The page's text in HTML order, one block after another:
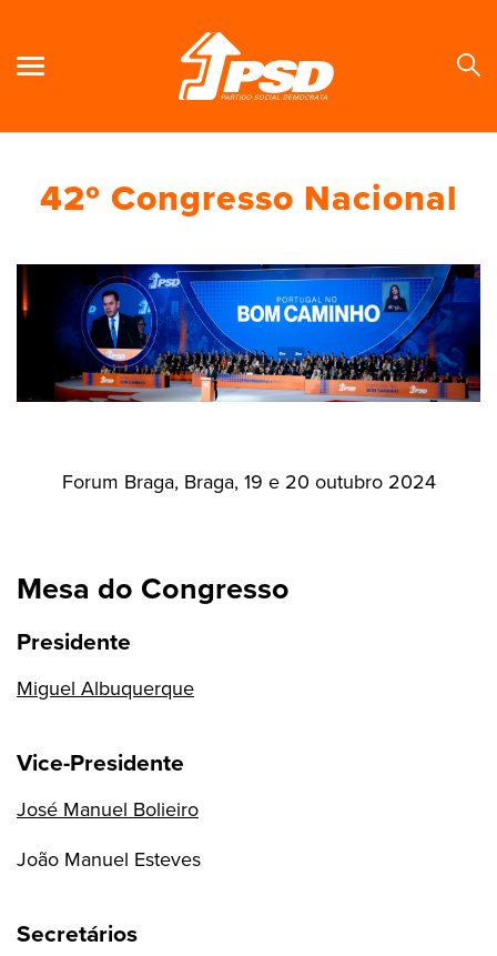
42º Congresso Nacional
Forum Braga, Braga, 19 e 20 outubro 2024
Mesa do Congresso
Presidente
Miguel Albuquerque
Vice-Presidente
José Manuel Bolieiro
João Manuel Esteves
Secretários